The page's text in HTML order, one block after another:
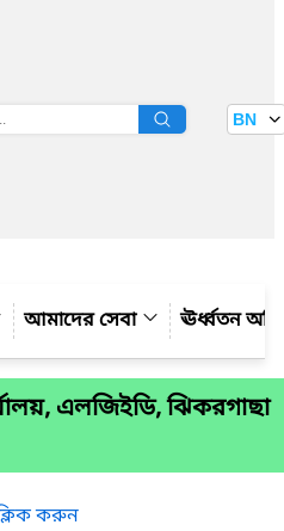
বাতায়ন BN
আমাদের সেবা ঊর্ধ্বতন
এলজিইডি, ঝিকরগাছা
করুন